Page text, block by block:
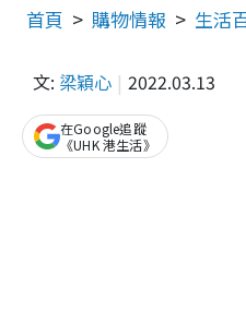
首頁 購物情報 生活
文: 梁穎心 2022.03.13
在Google追蹤
《UHK 港生活》